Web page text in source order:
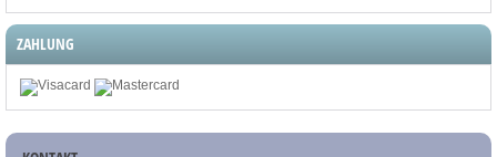
ZAHLUNG